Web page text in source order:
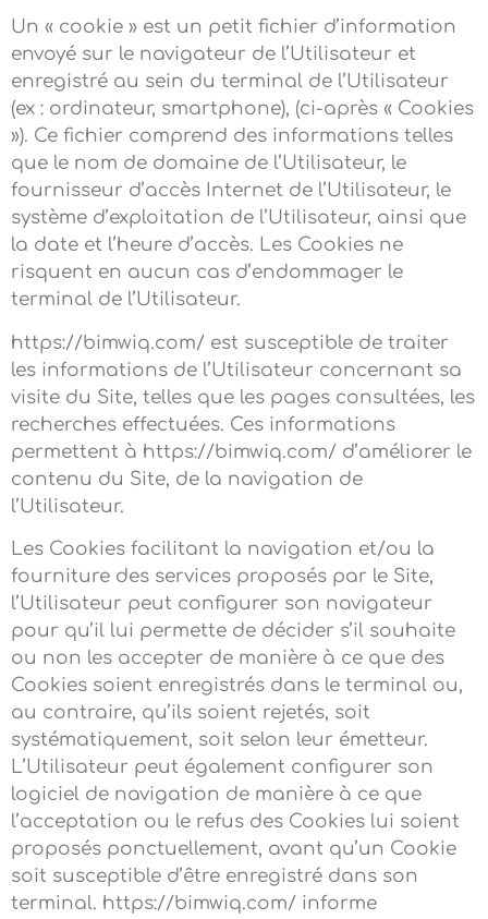
Un « cookie » est un petit fichier d’information
envoyé sur le navigateur de l’Utilisateur et
enregistré au sein du terminal de l’Utilisateur
(ex : ordinateur, smartphone), (ci-après « Cookies
»). Ce fichier comprend des informations telles
que le nom de domaine de l’Utilisateur, le
fournisseur d’accès Internet de l’Utilisateur, le
système d’exploitation de l’Utilisateur, ainsi que
la date et l’heure d’accès. Les Cookies ne
risquent en aucun cas d’endommager le
terminal de l’Utilisateur.
https://bimwiq.com/ est susceptible de traiter
les informations de l’Utilisateur concernant sa
visite du Site, telles que les pages consultées, les
recherches effectuées. Ces informations
permettent à https://bimwiq.com/ d’améliorer le
contenu du Site, de la navigation de
l’Utilisateur.
Les Cookies facilitant la navigation et/ou la
fourniture des services proposés par le Site,
l’Utilisateur peut configurer son navigateur
pour qu’il lui permette de décider s’il souhaite
ou non les accepter de manière à ce que des
Cookies soient enregistrés dans le terminal ou,
au contraire, qu’ils soient rejetés, soit
systématiquement, soit selon leur émetteur.
L’Utilisateur peut également configurer son
logiciel de navigation de manière à ce que
l’acceptation ou le refus des Cookies lui soient
proposés ponctuellement, avant qu’un Cookie
soit susceptible d’être enregistré dans son
terminal. https://bimwiq.com/ informe